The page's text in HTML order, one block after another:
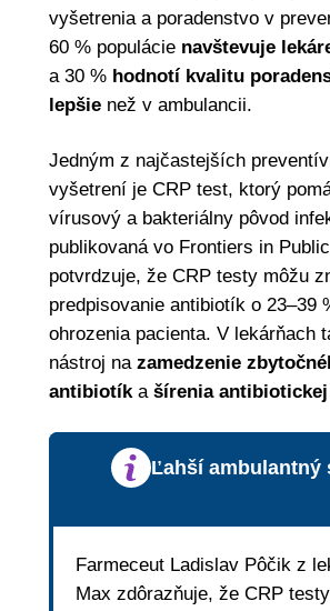
vyšetrenia a poradenstvo v
60 % populácie navštevuje
a 30 % hodnotí kvalitu
lepšienež v ambulancii.
Jedným z najčastejších
vyšetrení je CRP test, ktorý
vírusový a bakteriálny pôvod
publikovaná vo Frontiers in
potvrdzuje, že CRP testy môžu
predpisovanie antibiotík o 23–39
ohrozenia pacienta. V lekárňach
nástroj na zamedzenie
antibiotíka šírenia
Ľahší ambulantný
Farmeceut Ladislav Pôčik z
Max zdôrazňuje, že CRP